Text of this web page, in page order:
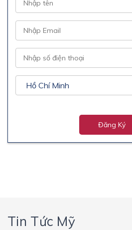
Đăng Ký
Tin Tức Mỹ